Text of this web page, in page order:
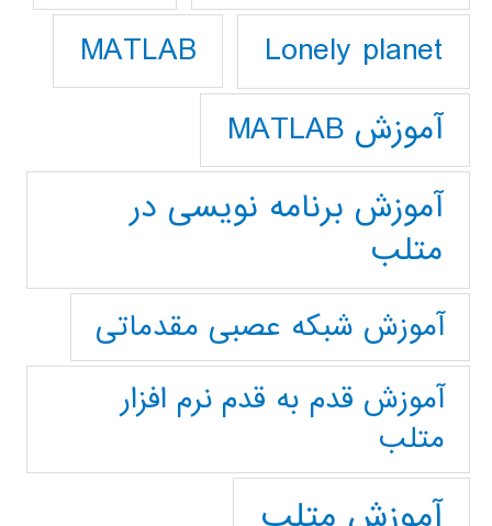
Lonely planet
MATLAB
آموزش MATLAB
آموزش برنامه نویسی در
متلب
آموزش شبکه عصبی مقدماتی
آموزش قدم به قدم نرم افزار
متلب